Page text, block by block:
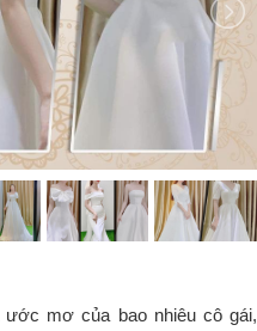
mơ của bao nhiêu cô gái,